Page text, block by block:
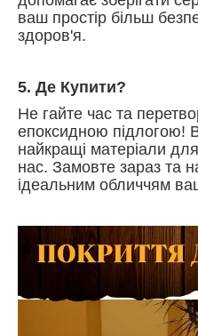
ваш простір більш
здоров'я.
5. Де Купити?
Не гайте час та
епоксидною підлогою!
найкращі матеріали
нас. Замовте зараз та
ідеальним обличчям